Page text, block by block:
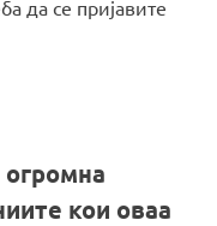
да се пријавите
огромна
кои оваа